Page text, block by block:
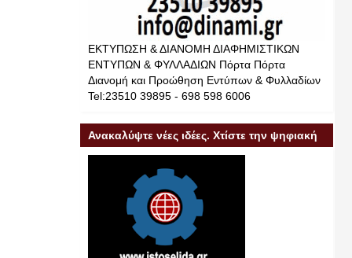
ΕΚΤΥΠΩΣΗ & ΔΙΑΝΟΜΗ ΔΙΑΦΗΜΙΣΤΙΚΩΝ
ΕΝΤΥΠΩΝ & ΦΥΛΛΑΔΙΩΝ Πόρτα Πόρτα
Διανομή και Προώθηση Εντύπων & Φυλλαδίων
Tel:23510 39895 - 698 598 6006
Ανακαλύψτε νέες ιδέες. Χτίστε την ψηφιακή
σας επιχείρηση